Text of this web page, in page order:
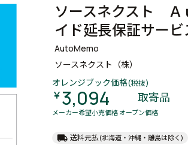
ソースネクスト
イド延長保証サー
AutoMemo
ソースネクスト（株）
オレンジブック価格(税抜)
￥3,094 取寄品
メーカー希望小売価格 オープン価格
local_shipping 送料元払 (北海道・沖縄・離島は除く)